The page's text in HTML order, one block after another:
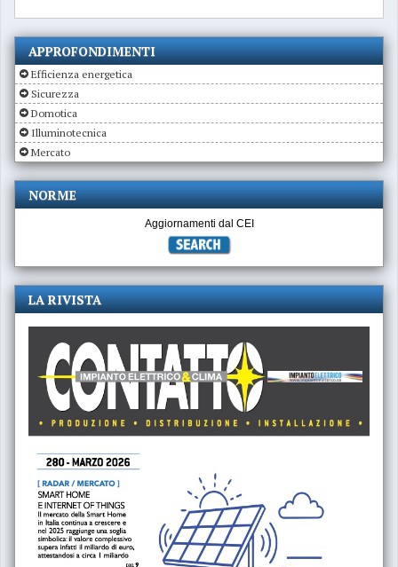
APPROFONDIMENTI
Efficienza energetica
Sicurezza
Domotica
Illuminotecnica
Mercato
NORME
Aggiornamenti dal CEI
LA RIVISTA